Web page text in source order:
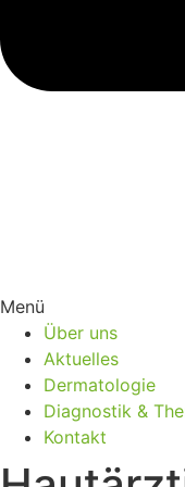
Menü
Über uns
Aktuelles
Dermatologie
Diagnostik &
Kontakt